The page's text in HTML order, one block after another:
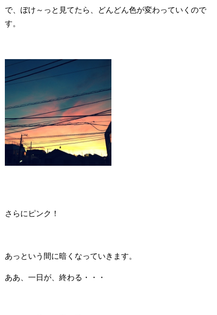
で、ぼけ～っと見てたら、どんどん色が変わっていくので
す。
さらにピンク！
あっという間に暗くなっていきます。
ああ、一日が、終わる・・・